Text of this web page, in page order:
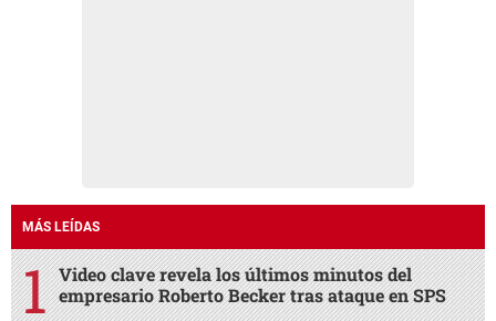
MÁS LEÍDAS
Video clave revela los últimos minutos del
empresario Roberto Becker tras ataque en SPS